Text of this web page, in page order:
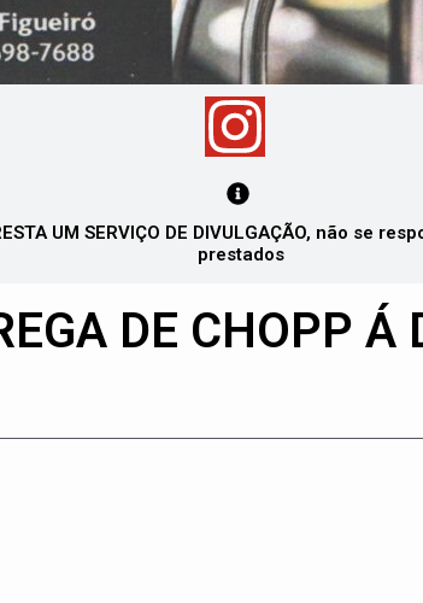
UM SERVIÇO DE DIVULGAÇÃO, não se
prestados
DE CHOPP Á